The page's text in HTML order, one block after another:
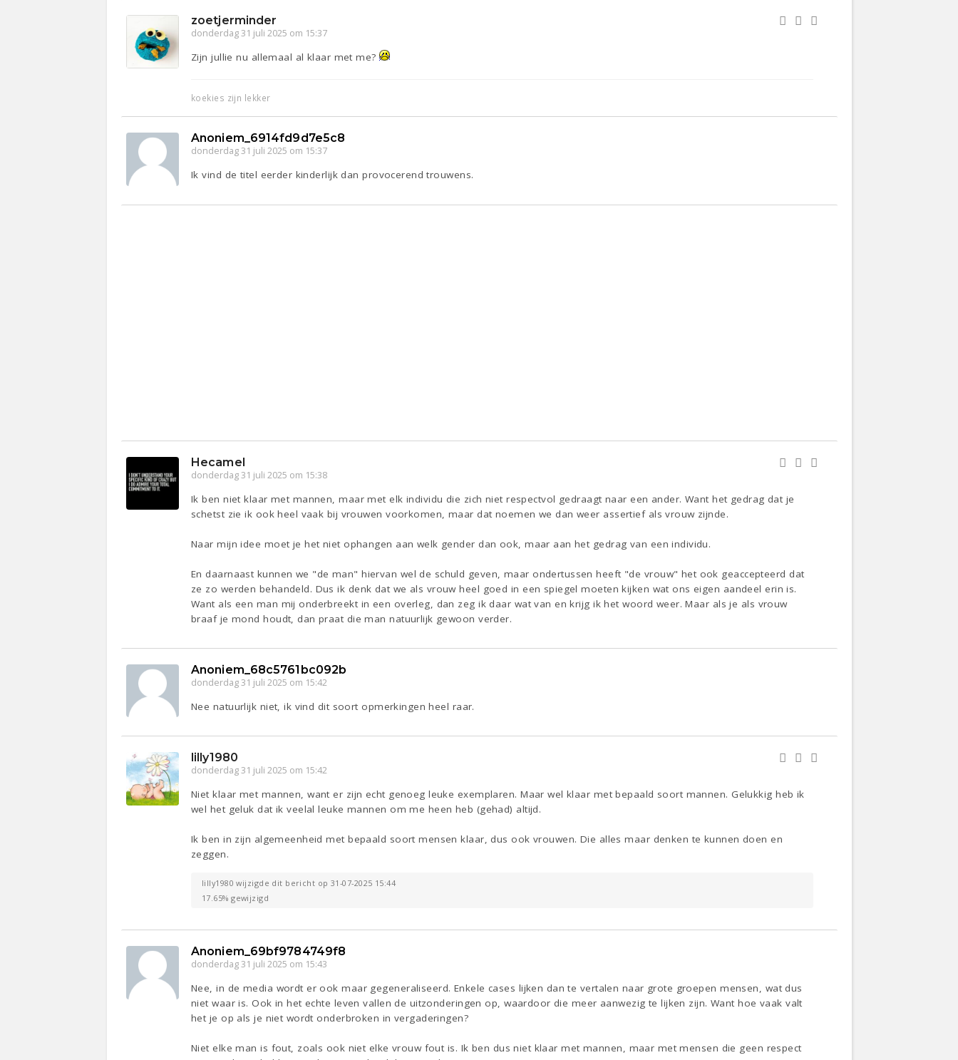
zoetjerminder
donderdag 31 juli 2025 om 15:37
Zijn jullie nu allemaal al klaar met me?
koekies zijn lekker
Anoniem_6914fd9d7e5c8
donderdag 31 juli 2025 om 15:37
Ik vind de titel eerder kinderlijk dan provocerend trouwens.
Hecamel
donderdag 31 juli 2025 om 15:38
Ik ben niet klaar met mannen, maar met elk individu die zich niet respectvol gedraagt naar een ander. Want het gedrag dat je
schetst zie ik ook heel vaak bij vrouwen voorkomen, maar dat noemen we dan weer assertief als vrouw zijnde.
Naar mijn idee moet je het niet ophangen aan welk gender dan ook, maar aan het gedrag van een individu.
En daarnaast kunnen we "de man" hiervan wel de schuld geven, maar ondertussen heeft "de vrouw" het ook geaccepteerd dat
ze zo werden behandeld. Dus ik denk dat we als vrouw heel goed in een spiegel moeten kijken wat ons eigen aandeel erin is.
Want als een man mij onderbreekt in een overleg, dan zeg ik daar wat van en krijg ik het woord weer. Maar als je als vrouw
braaf je mond houdt, dan praat die man natuurlijk gewoon verder.
Anoniem_68c5761bc092b
donderdag 31 juli 2025 om 15:42
Nee natuurlijk niet, ik vind dit soort opmerkingen heel raar.
lilly1980
donderdag 31 juli 2025 om 15:42
Niet klaar met mannen, want er zijn echt genoeg leuke exemplaren. Maar wel klaar met bepaald soort mannen. Gelukkig heb ik
wel het geluk dat ik veelal leuke mannen om me heen heb (gehad) altijd.
Ik ben in zijn algemeenheid met bepaald soort mensen klaar, dus ook vrouwen. Die alles maar denken te kunnen doen en
zeggen.
lilly1980 wijzigde dit bericht op 31-07-2025 15:44
17.65% gewijzigd
Anoniem_69bf9784749f8
donderdag 31 juli 2025 om 15:43
Nee, in de media wordt er ook maar gegeneraliseerd. Enkele cases lijken dan te vertalen naar grote groepen mensen, wat dus
niet waar is. Ook in het echte leven vallen de uitzonderingen op, waardoor die meer aanwezig te lijken zijn. Want hoe vaak valt
het je op als je niet wordt onderbroken in vergaderingen?
Niet elke man is fout, zoals ook niet elke vrouw fout is. Ik ben dus niet klaar met mannen, maar met mensen die geen respect